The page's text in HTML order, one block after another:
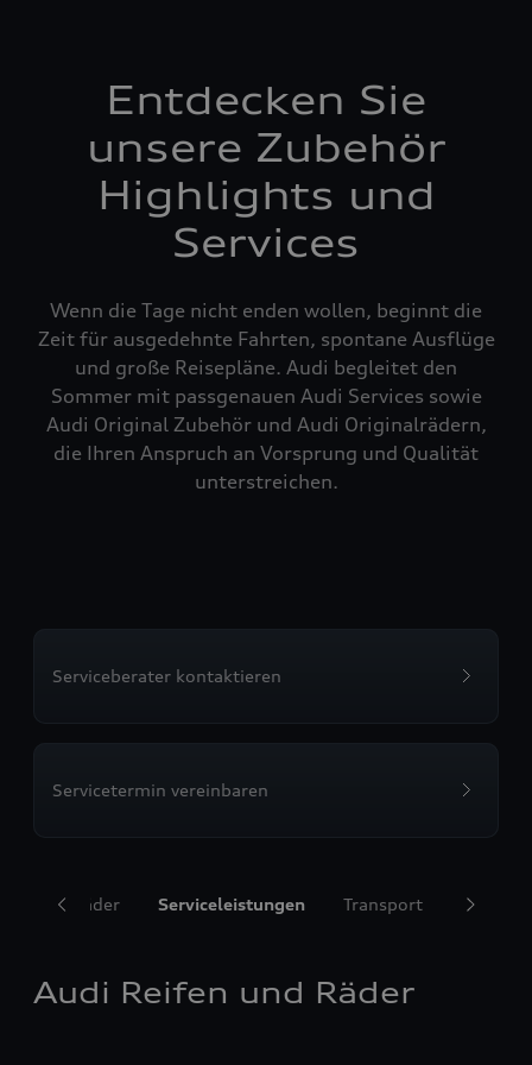
Entdecken Sie
unsere Zubehör
Highlights und
Services
Wenn die Tage nicht enden wollen, beginnt die
Zeit für ausgedehnte Fahrten, spontane Ausflüge
und große Reisepläne. Audi begleitet den
Sommer mit passgenauen Audi Services sowie
Audi Original Zubehör und Audi Originalrädern,
die Ihren Anspruch an Vorsprung und Qualität
unterstreichen.
Serviceberater kontaktieren
Servicetermin vereinbaren
und Räder Serviceleistungen Transport
Audi Reifen und Räder